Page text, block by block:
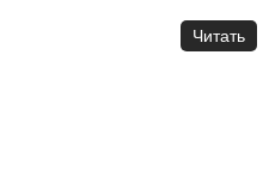
Читать